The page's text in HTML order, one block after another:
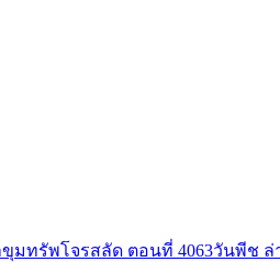
มทรัพโจรสลัด ตอนที่ 4063วันพีช ล่